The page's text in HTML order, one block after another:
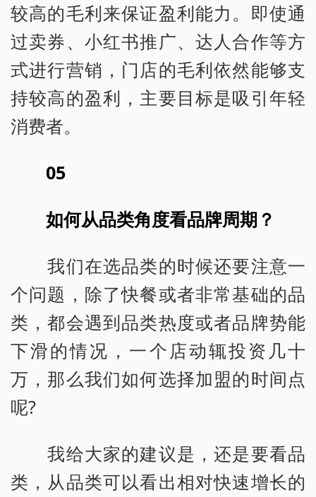
较高的毛利来保证盈利能力。即使通
过卖券、小红书推广、达人合作等方
式进行营销，门店的毛利依然能够支
持较高的盈利，主要目标是吸引年轻
消费者。
05
如何从品类角度看品牌周期？
我们在选品类的时候还要注意一
个问题，除了快餐或者非常基础的品
类，都会遇到品类热度或者品牌势能
下滑的情况，一个店动辄投资几十
万，那么我们如何选择加盟的时间点
呢?
我给大家的建议是，还是要看品
类，从品类可以看出相对快速增长的